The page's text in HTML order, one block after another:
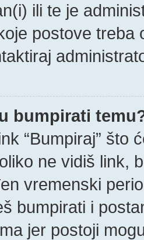
ili te je
postove treba
bumpirati
“Bumpiraj” što
ne vidiš link,
vremenski
bumpirati i
jer postoji